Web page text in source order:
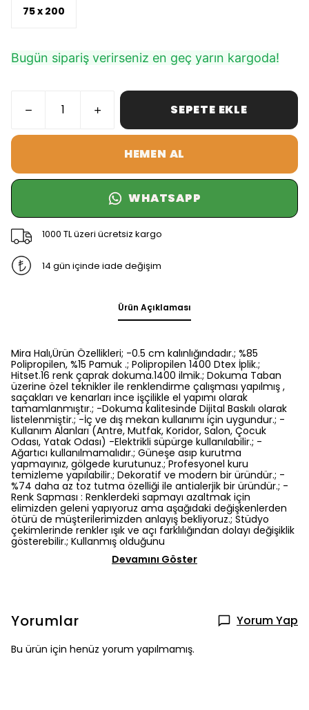
75 x 200
Bugün sipariş verirseniz en geç yarın kargoda!
SEPETE EKLE
HEMEN AL
WHATSAPP
1000 TL üzeri ücretsiz kargo
14 gün içinde iade değişim
Ürün Açıklaması
Mira Halı,Ürün Özellikleri; -0.5 cm kalınlığındadır.; %85
Polipropilen, %15 Pamuk .; Polipropilen 1400 Dtex İplik.;
Hitset.16 renk çaprak dokuma.1400 ilmik.; Dokuma Taban
üzerine özel teknikler ile renklendirme çalışması yapılmış ,
saçakları ve kenarları ince işçilikle el yapımı olarak
tamamlanmıştır.; -Dokuma kalitesinde Dijital Baskılı olarak
listelenmiştir.; -İç ve dış mekan kullanımı için uygundur.; -
Kullanım Alanları (Antre, Mutfak, Koridor, Salon, Çocuk
Odası, Yatak Odası) -Elektrikli süpürge kullanılabilir.; -
Ağartıcı kullanılmamalıdır.; Güneşe asıp kurutma
yapmayınız, gölgede kurutunuz.; Profesyonel kuru
temizleme yapılabilir.; Dekoratif ve modern bir üründür.; -
%74 daha az toz tutma özelliği ile antialerjik bir üründür.; -
Renk Sapması : Renklerdeki sapmayı azaltmak için
elimizden geleni yapıyoruz ama aşağıdaki değişkenlerden
ötürü de müşterilerimizden anlayış bekliyoruz.; Stüdyo
çekimlerinde renkler ışık ve açı farklılığından dolayı değişiklik
gösterebilir.; Kullanmış olduğunu
Devamını Göster
Yorumlar Yorum Yap
Bu ürün için henüz yorum yapılmamış.